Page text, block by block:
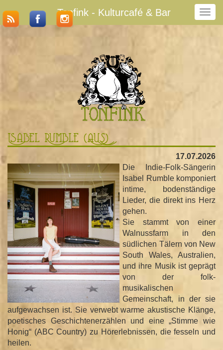
N
a
s
c
h
a
l
t
n
Tonfink - Kulturcafé & Bar
Isabel Rumble (AUS)
17.07.2026
Die Indie-Folk-Sängerin
Isabel Rumble komponiert
intime, bodenständige
Lieder, die direkt ins Herz
gehen.
Sie stammt von einer
Walnussfarm in den
südlichen Tälern von New
South Wales, Australien,
und ihre Musik ist geprägt
von der folk-
musikalischen
Gemeinschaft, in der sie
aufgewachsen ist. Sie verwebt warme akustische Klänge,
poetisches Geschichtenerzählen und eine „Stimme wie
Honig“ (ABC Country) zu Hörerlebnissen, die fesseln und
heilen.